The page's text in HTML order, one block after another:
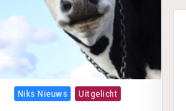
Posted in
Niks Nieuws Uitgelicht